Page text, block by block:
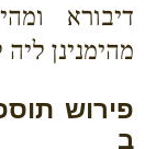
דיבורא
מהימנינן
פירוש
ב